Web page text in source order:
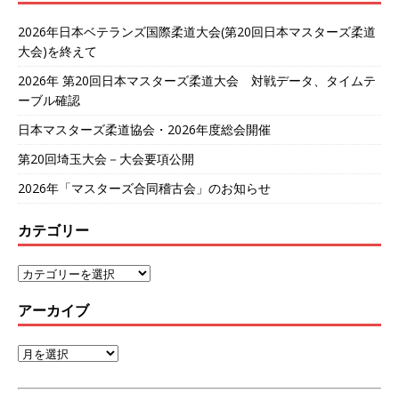
2026年日本ベテランズ国際柔道大会(第20回日本マスターズ柔道
大会)を終えて
2026年 第20回日本マスターズ柔道大会 対戦データ、タイムテ
ーブル確認
日本マスターズ柔道協会・2026年度総会開催
第20回埼玉大会－大会要項公開
2026年「マスターズ合同稽古会」のお知らせ
カテゴリー
アーカイブ